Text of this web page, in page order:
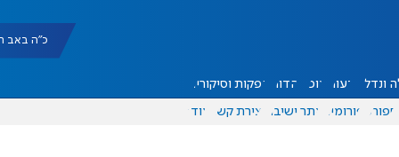
כ"ה באב תשפ"ו
ונדל"ן דעות אוכל יהדות הפקות וסיקורים
ספורט פורומים אתר ישיבה יצירת קשר עוד